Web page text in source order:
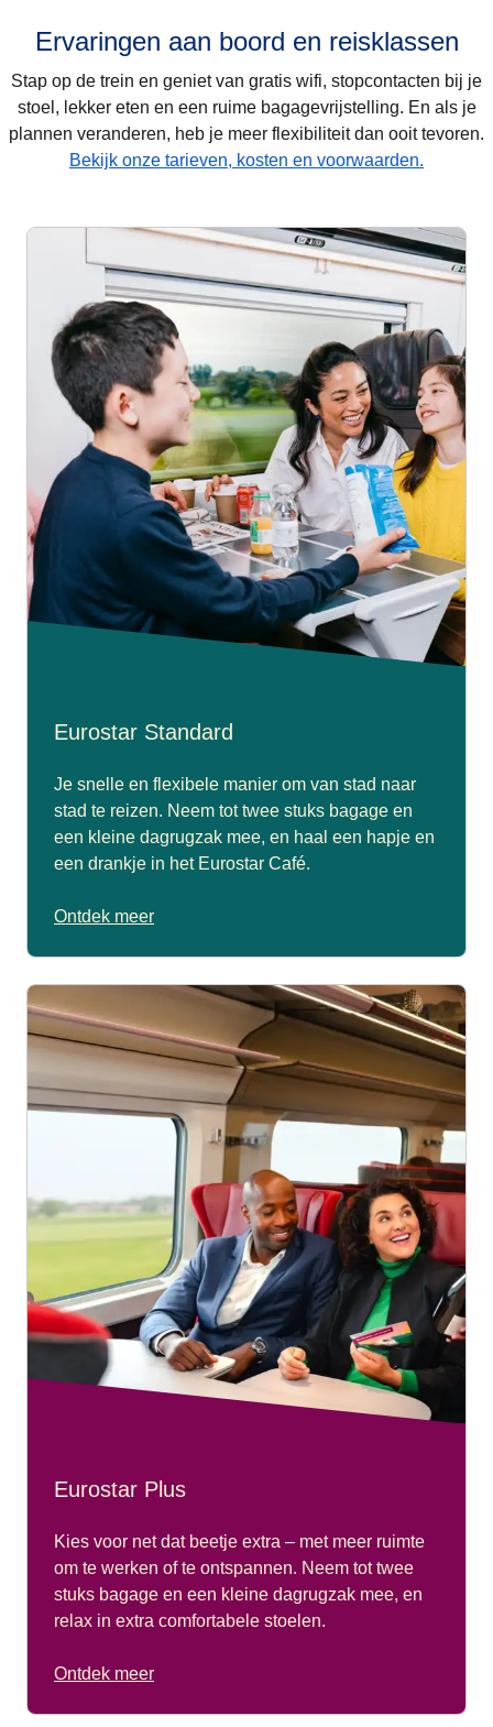
Ervaringen aan boord en reisklassen
Stap op de trein en geniet van gratis wifi, stopcontacten bij je
stoel, lekker eten en een ruime bagagevrijstelling. En als je
plannen veranderen, heb je meer flexibiliteit dan ooit tevoren.
Bekijk onze tarieven, kosten en voorwaarden.
Eurostar Standard
Je snelle en flexibele manier om van stad naar
stad te reizen. Neem tot twee stuks bagage en
een kleine dagrugzak mee, en haal een hapje en
een drankje in het Eurostar Café.
Ontdek meer
Eurostar Plus
Kies voor net dat beetje extra – met meer ruimte
om te werken of te ontspannen. Neem tot twee
stuks bagage en een kleine dagrugzak mee, en
relax in extra comfortabele stoelen.
Ontdek meer